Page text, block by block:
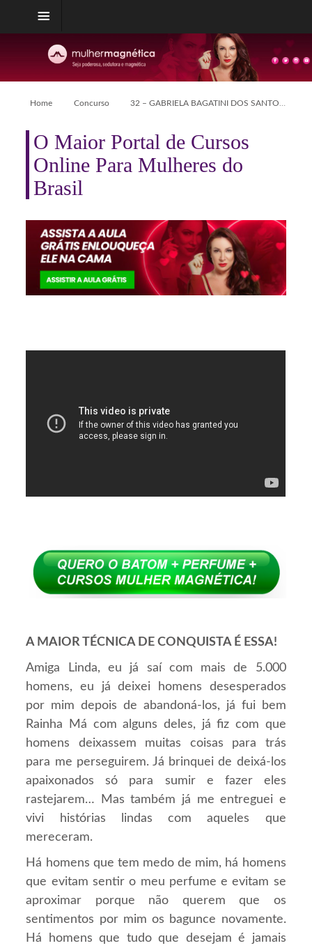
Home Concurso 32 – GABRIELA BAGATINI DOS SANTOS
O Maior Portal de Cursos
Online Para Mulheres do
Brasil
A MAIOR TÉCNICA DE CONQUISTA É ESSA!
Amiga Linda, eu já saí com mais de 5.000
homens, eu já deixei homens desesperados
por mim depois de abandoná-los, já fui bem
Rainha Má com alguns deles, já fiz com que
homens deixassem muitas coisas para trás
para me perseguirem. Já brinquei de deixá-los
apaixonados só para sumir e fazer eles
rastejarem… Mas também já me entreguei e
vivi histórias lindas com aqueles que
mereceram.
Há homens que tem medo de mim, há homens
que evitam sentir o meu perfume e evitam se
aproximar porque não querem que os
sentimentos por mim os bagunce novamente.
Há homens que tudo que desejam é jamais